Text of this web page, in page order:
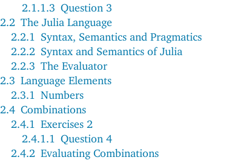
2.1.1.3 Question 3
2.2 The Julia Language
2.2.1
Syntax, Semantics and Pragmatics
2.2.2 Syntax and Semantics of Julia
2.2.3 The Evaluator
2.3 Language Elements
2.3.1 Numbers
2.4 Combinations
2.4.1 Exercises 2
2.4.1.1 Question 4
2.4.2 Evaluating Combinations